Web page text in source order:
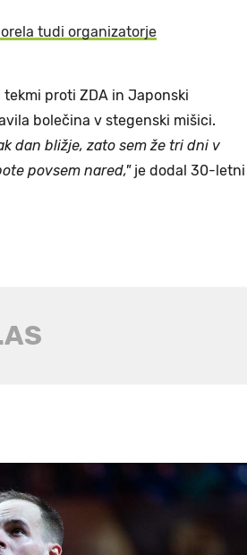
tudi organizatorje
proti ZDA in Japonski
bolečina v stegenski mišici.
dan bližje, zato sem že tri dni v
povsem nared,"je dodal 30-letni